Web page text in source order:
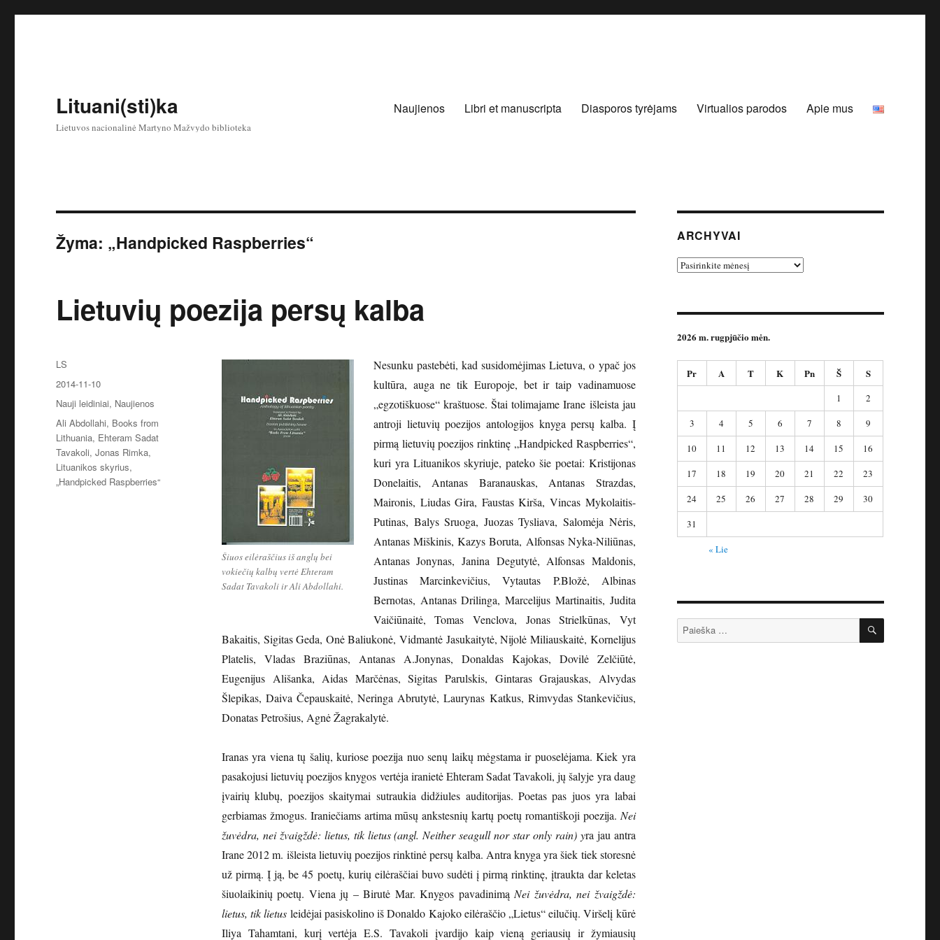
Lituani(sti)ka
Lietuvos nacionalinė Martyno Mažvydo biblioteka
Naujienos Libri et manuscripta Diasporos tyrėjams Virtualios parodos Apie mus
Žyma: „Handpicked Raspberries“
Lietuvių poezija persų kalba
Šiuos eilėraščius iš anglų bei
vokiečių kalbų vertė Ehteram
Sadat Tavakoli ir Ali Abdollahi.
Nesunku pastebėti, kad susidomėjimas Lietuva, o ypač jos
kultūra, auga ne tik Europoje, bet ir taip vadinamuose
„egzotiškuose“ kraštuose. Štai tolimajame Irane išleista jau
antroji lietuvių poezijos antologijos knyga persų kalba. Į
pirmą lietuvių poezijos rinktinę „Handpicked Raspberries“,
kuri yra Lituanikos skyriuje, pateko šie poetai: Kristijonas
Donelaitis, Antanas Baranauskas, Antanas Strazdas,
Maironis, Liudas Gira, Faustas Kirša, Vincas Mykolaitis-
Putinas, Balys Sruoga, Juozas Tysliava, Salomėja Nėris,
Antanas Miškinis, Kazys Boruta, Alfonsas Nyka-Niliūnas,
Antanas Jonynas, Janina Degutytė, Alfonsas Maldonis,
Justinas Marcinkevičius, Vytautas P.Bložė, Albinas
Bernotas, Antanas Drilinga, Marcelijus Martinaitis, Judita
Vaičiūnaitė, Tomas Venclova, Jonas Strielkūnas, Vyt
Bakaitis, Sigitas Geda, Onė Baliukonė, Vidmantė Jasukaitytė, Nijolė Miliauskaitė, Kornelijus
Platelis, Vladas Braziūnas, Antanas A.Jonynas, Donaldas Kajokas, Dovilė Zelčiūtė,
Eugenijus Ališanka, Aidas Marčėnas, Sigitas Parulskis, Gintaras Grajauskas, Alvydas
Šlepikas, Daiva Čepauskaitė, Neringa Abrutytė, Laurynas Katkus, Rimvydas Stankevičius,
Donatas Petrošius, Agnė Žagrakalytė.
Iranas yra viena tų šalių, kuriose poezija nuo senų laikų mėgstama ir puoselėjama. Kiek yra
pasakojusi lietuvių poezijos knygos vertėja iranietė Ehteram Sadat Tavakoli, jų šalyje yra daug
įvairių klubų, poezijos skaitymai sutraukia didžiules auditorijas. Poetas pas juos yra labai
gerbiamas žmogus. Iraniečiams artima mūsų ankstesnių kartų poetų romantiškoji poezija. Nei
žuvėdra, nei žvaigždė: lietus, tik lietus (angl. Neither seagull nor star only rain) yra jau antra
Irane 2012 m. išleista lietuvių poezijos rinktinė persų kalba. Antra knyga yra šiek tiek storesnė
už pirmą. Į ją, be 45 poetų, kurių eilėraščiai buvo sudėti į pirmą rinktinę, įtraukta dar keletas
šiuolaikinių poetų. Viena jų – Birutė Mar. Knygos pavadinimąNei žuvėdra, nei žvaigždė:
lietus, tik lietus leidėjai pasiskolino iš Donaldo Kajoko eilėraščio „Lietus“ eilučių. Viršelį kūrė
Iliya Tahamtani, kurį vertėja E.S. Tavakoli įvardijo kaip vieną geriausių ir žymiausių
Autorius
LS
Paskelbta
2014-11-10
Kategorijos
Nauji leidiniai, Naujienos
Žymos
Ali Abdollahi, Books from
Lithuania, Ehteram Sadat
Tavakoli,Jonas Rimka,
Lituanikos skyrius,
„Handpicked Raspberries“
ARCHYVAI
Archyvai
2026 m. rugpjūčio mėn.
Pr A T K Pn Š S
1
2
3
4 5 6 7 8
9
10
11 12 13 14 15
16
17
18 19 20 21 22
23
24
25 26 27 28 29
30
31
« Lie
Ieškoti: IEŠKOTI